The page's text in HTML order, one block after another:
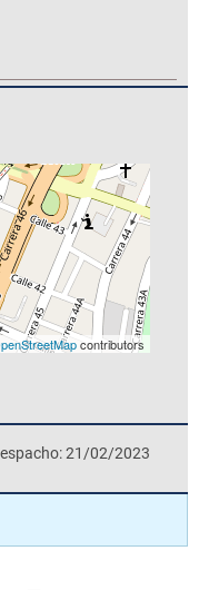
contributors
21/02/2023